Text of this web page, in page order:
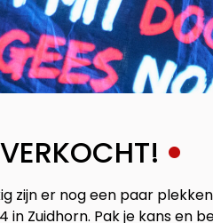
zijn er nog een paar
in Zuidhorn. Pak je kans en